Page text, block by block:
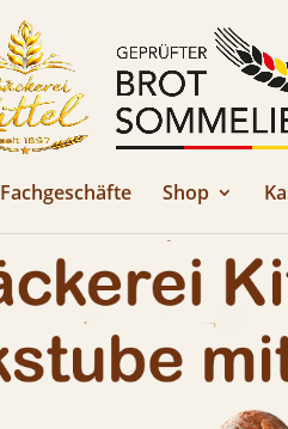
Fachgeschäfte Shop